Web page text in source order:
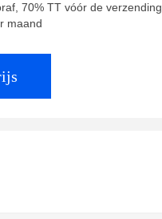
70% TT vóór de verzending
maand